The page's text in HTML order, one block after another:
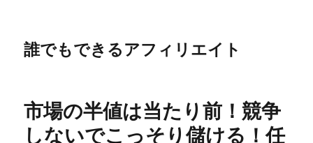
誰でもできるアフィリエイト
市場の半値は当たり前！競争
しないでこっそり儲ける！任